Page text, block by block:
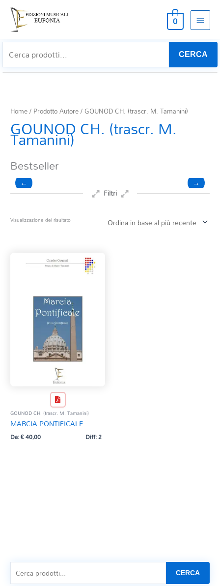
0
CERCA
Home/ Prodotto Autore / GOUNOD CH. (trascr. M. Tamanini)
GOUNOD CH. (trascr. M.
Tamanini)
Bestseller
← →
Filtri
Clarinetto basso
Composizioni originali
QR esecuzione
Trascrizioni e Arrangiamenti
Visualizzazione del risultato
GOUNOD CH. (trascr. M. Tamanini)
MARCIA PONTIFICALE
Da:€40,00 Diff: 2
CERCA